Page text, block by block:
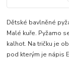
Dětské bavlněné
Malé kuře. Pyžamo
kalhot. Na tričku je
pod kterým je nápis